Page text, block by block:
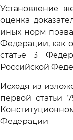
Установление
оценка
иных норм
Федерации, как
статье 3
Российской
Исходя из
первой статьи
Федерации